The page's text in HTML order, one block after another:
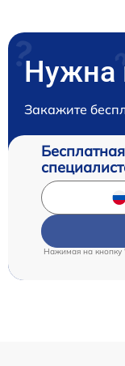
Нужна
Закажите
Нажимая на кнопку